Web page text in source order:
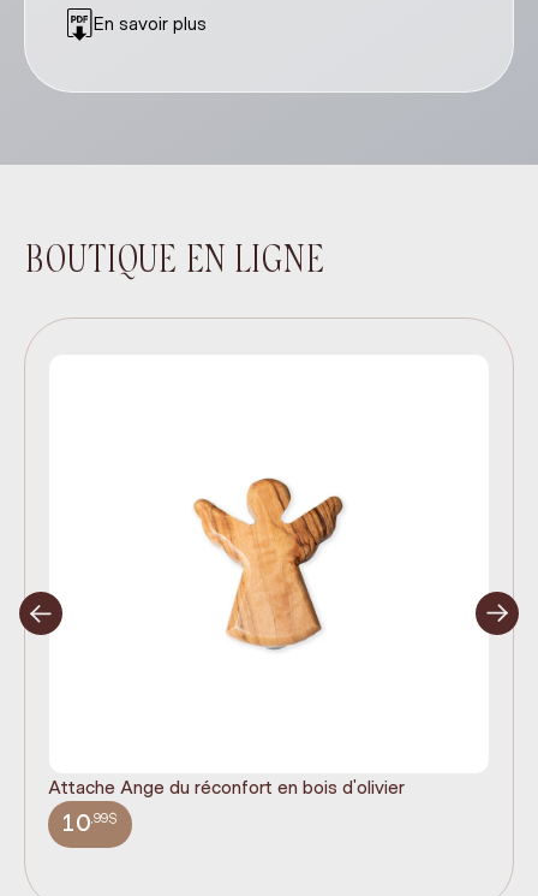
En savoir plus
BOUTIQUE EN LIGNE
Attache Ange du réconfort en bois d'olivier
10,99$